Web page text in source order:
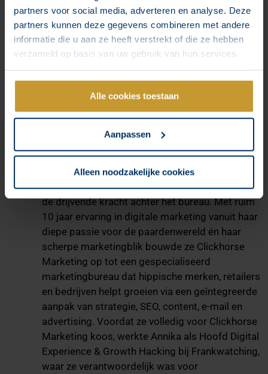
partners voor social media, adverteren en analyse. Deze
partners kunnen deze gegevens combineren met andere
informatie die u aan ze heeft verstrekt of die ze hebben
verzameld op basis van uw gebruik van hun services.
Alle cookies toestaan
Aanpassen
Alleen noodzakelijke cookies
Lees verder »
Annika Rettig
Annika is oprichter van Clickhorse Marketing en
de drijvende kracht achter het bureau. Met ruim
10 jaar ervaring in digitale marketing vanuit haar
diepe passie voor de paardenwereld én haar
scherpe marketingblik bouwde ze Clickhorse
Marketing op tot een gespecialiseerd
marketingbureau dat hippische merken, retailers
en bedrijven helpt groeien via een geïntegreerde
aanpak van strategie, SEO, content, e-mail en
advertising. Voordat ze volledig voor Clickhorse
Marketing koos, werkte Annika als Hoofd Digital
Experience & Growth Hacking bij Frankwatching,
waar ze verantwoordelijk was voor